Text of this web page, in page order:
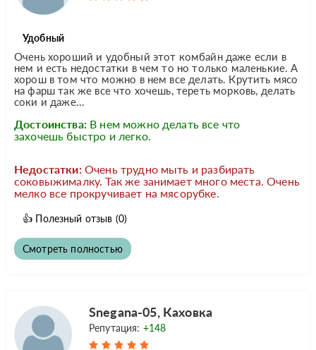
Удобный
Очень хороший и удобный этот комбайн даже если в
нем и есть недостатки в чем то но только маленькие. А
хорош в том что можно в нем все делать. Крутить мясо
на фарш так же все что хочешь, тереть морковь, делать
соки и даже...
Достоинства: В нем можно делать все что
захочешь быстро и легко.
Недостатки: Очень трудно мыть и разбирать
соковыжималку. Так же занимает много места. Очень
мелко все прокручивает на мясорубке.
👍 Полезный отзыв (0)
Смотреть полностью
Snegana-05, Каховка
Репутация: +148